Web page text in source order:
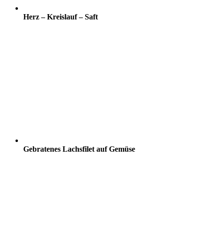
Herz – Kreislauf – Saft
Gebratenes Lachsfilet auf Gemüse